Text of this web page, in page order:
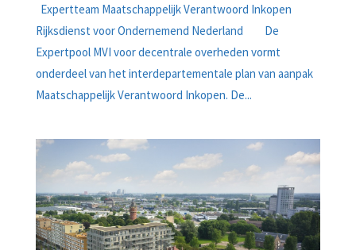
Expertteam Maatschappelijk Verantwoord Inkopen
Rijksdienst voor Ondernemend Nederland De
Expertpool MVI voor decentrale overheden vormt
onderdeel van het interdepartementale plan van aanpak
Maatschappelijk Verantwoord Inkopen. De...